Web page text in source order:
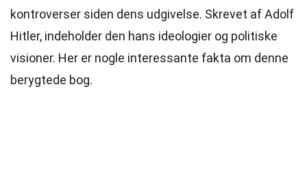
kontroverser siden dens udgivelse. Skrevet af Adolf
Hitler, indeholder den hans ideologier og politiske
visioner. Her er nogle interessante fakta om denne
berygtede bog.